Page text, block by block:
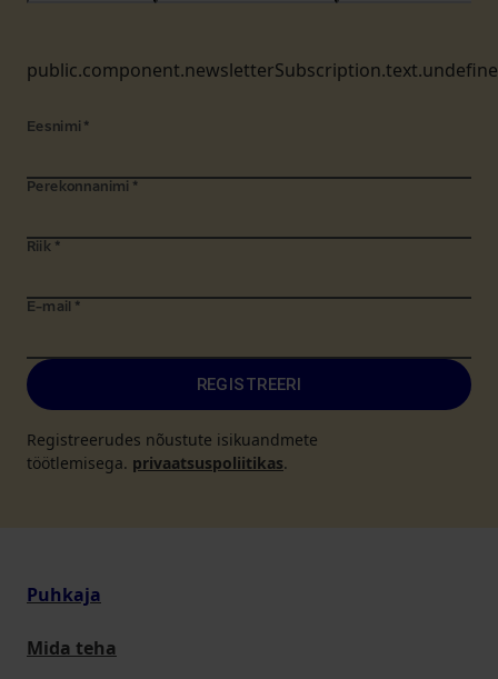
Eesnimi *
Perekonnanimi *
Riik *
E-mail *
REGISTREERI
Registreerudes nõustute isikuandmete
töötlemisega. privaatsuspoliitikas.
Puhkaja
Mida teha